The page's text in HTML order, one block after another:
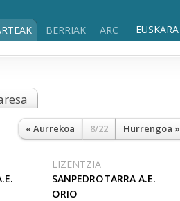
BERRIAK ARC EUSKARA
« Aurrekoa 8/22 Hurrengoa »
LIZENTZIA
SANPEDROTARRA A.E.
ORIO